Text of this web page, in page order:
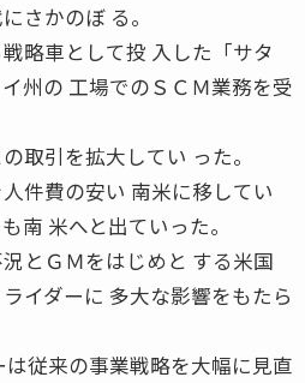
さかのぼ る。
略車として投 入した「サタ
州の 工場でのＳＣＭ業務を受
取引を拡大してい った。
件費の安い 南米に移してい
南 米へと出ていった。
とＧＭをはじめと する米国
イダーに 多大な影響をもたら
従来の事業戦略を大幅に見直